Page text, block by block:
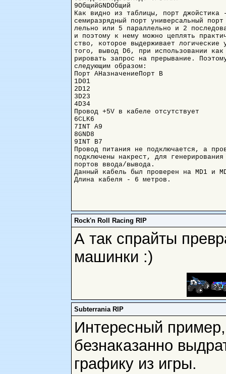
9ОбщийGNDОбщий
Как видно из таблицы, порт джойстика
семиразрядный порт универсальный
лельно или 5 параллельно и 2
и поэтому к нему можно цеплять
ство, которое выдерживает логические
того, вывод D6, при использовании
рировать запрос на прерывание.
следующим образом:
Порт AНазначениеПорт B
1D01
2D12
3D23
4D34
Провод +5V в кабеле отсутствует
6CLK6
7INT A9
8GND8
9INT B7
Провод питания не подключается, а
подключены накрест, для
портов ввода/вывода.
Данный кабель был проверен на MD1 и
Длина кабеля - 6 метров.
Rock'n Roll Racing RIP
А так спрайты
машинки :)
Subterrania RIP
Интересный
безнаказанно
графику из игры.